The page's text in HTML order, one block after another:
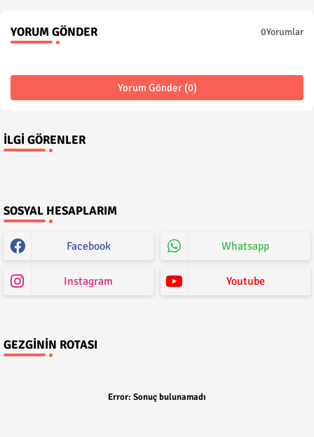
YORUM GÖNDER 0Yorumlar
Yorum Gönder (0)
İLGI GÖRENLER
SOSYAL HESAPLARIM
Facebook Whatsapp
Instagram Youtube
GEZGININ ROTASI
Error: Sonuç bulunamadı